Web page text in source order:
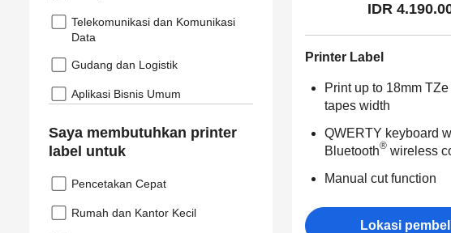
Telekomunikasi dan Komunikasi
Data
Gudang dan Logistik
Aplikasi Bisnis Umum
Saya membutuhkan printer
label untuk
Pencetakan Cepat
Rumah dan Kantor Kecil
IDR
Printer Label
Print up to 18mm
tapes width
QWERTY keyboard
Bluetooth® wireless
Manual cut function
Lokasi